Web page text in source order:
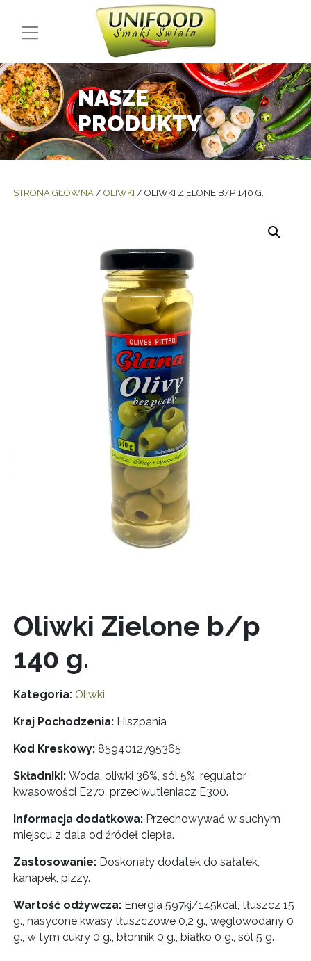
Main Navigation
NASZE
PRODUKTY
STRONA GŁÓWNA / OLIWKI / OLIWKI ZIELONE B/P 140 G.
Oliwki Zielone b/p
140 g.
Kategoria: Oliwki
Kraj Pochodzenia: Hiszpania
Kod Kreskowy: 8594012795365
Składniki: Woda, oliwki 36%, sól 5%, regulator
kwasowości E270, przeciwutleniacz E300.
Informacja dodatkowa: Przechowywać w suchym
miejscu z dala od źródeł ciepła.
Zastosowanie: Doskonały dodatek do sałatek,
kanapek, pizzy.
Wartość odżywcza: Energia 597kj/145kcal, tłuszcz 15
g., nasycone kwasy tłuszczowe 0,2 g., węglowodany 0
g., w tym cukry 0 g., błonnik 0 g., białko 0 g., sól 5 g.